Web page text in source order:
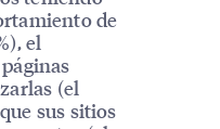
de
el
(el
sus sitios